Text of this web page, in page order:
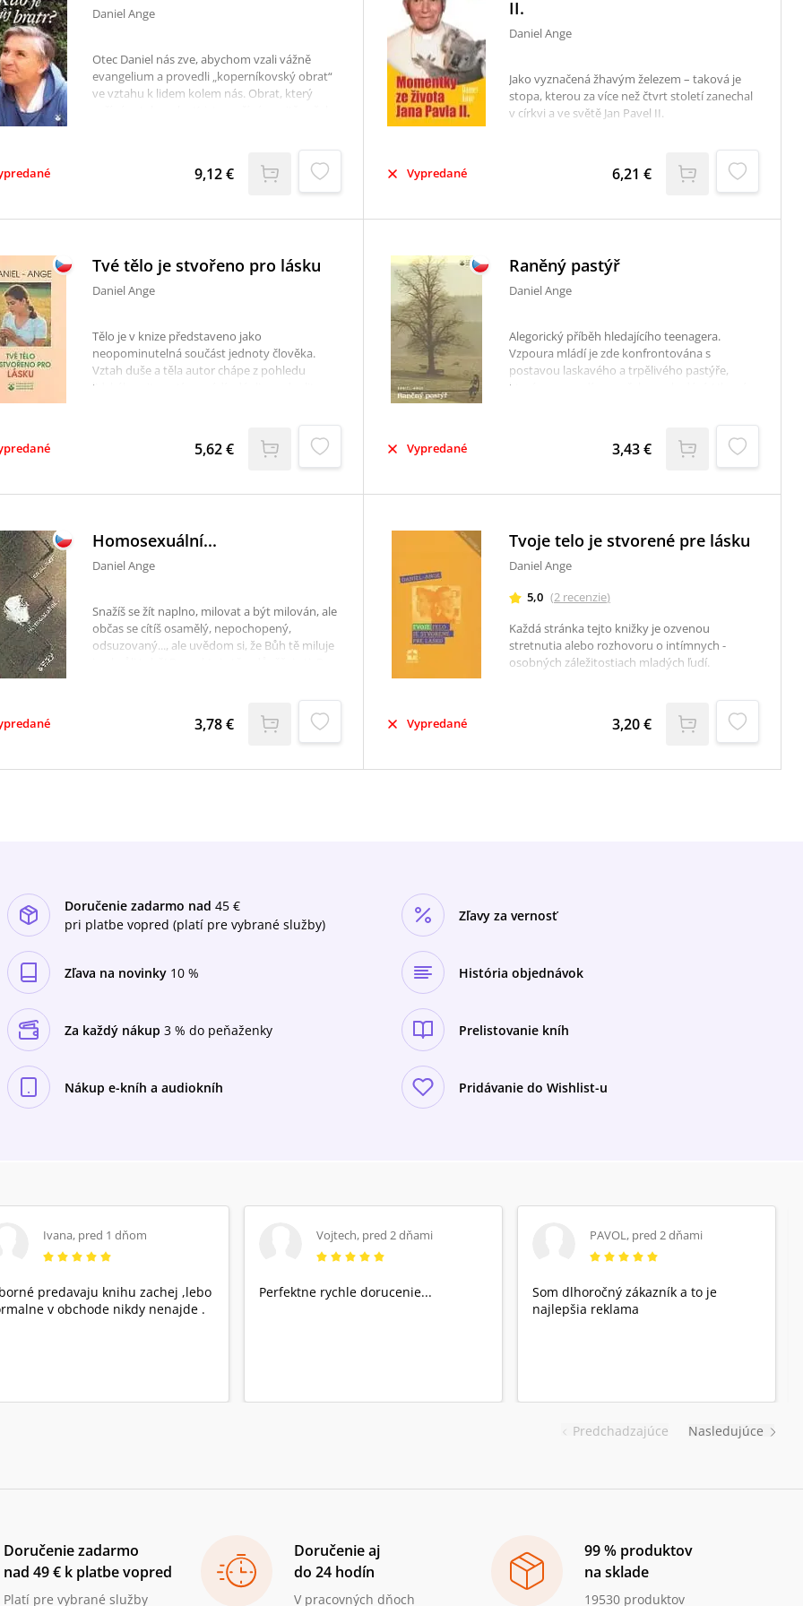
mládeže, nevyhýbá se ani těm nejožehavějším,
dokumentuje na zkušenostech (často velice
východisko, které nalézá v naději radostné
zvěsti evangelia.
Daniel Ange
Otec Daniel nás zve, abychom vzali vážně
evangelium a provedli „koperníkovský obrat“
ve vztahu k lidem kolem nás. Obrat, který
9,12 €
II.
Daniel Ange
Jako vyznačená žhavým železem – taková je
stopa, kterou za více než čtvrt století zanechal
v církvi a ve světě Jan Pavel II.
Vypredané 6,21 €
Tvé tělo je stvořeno pro lásku
Daniel Ange
Tělo je v knize představeno jako
neopominutelná součást jednoty člověka.
Vztah duše a těla autor chápe z pohledu
lidského nitra a tím uvádí zdánlivou dualitu
jasně a srozumitelně, což svědčí o autorových
zkušenostech s mladými lidmi, kterým je kniha
určena především.Titul vyšiel aj v novšom
5,62 €
Raněný pastýř
Daniel Ange
Alegorický příběh hledajícího teenagera.
Vzpoura mládí je zde konfrontována s
postavou laskavého a trpělivého pastýře,
kterému nevadí posměch a pohrdání. Hlavní
Vypredané
3,43 €
Homosexuální...
Daniel Ange
Snažíš se žít naplno, milovat a být milován, ale
občas se cítíš osamělý, nepochopený,
odsuzovaný..., ale uvědom si, že Bůh tě miluje
jako ty potřebuješ jeho, on potřebuje také
tebe! Jestli tedy chceš být pravdivý se sebou i s
ním, přečti si tyto stránky, které byly napsány
pro tebe tvým přítelem. Najdeš v nich naději,
3,78 €
Tvoje telo je stvorené pre lásku
Daniel Ange
5,0 (2 recenzie)
Každá stránka tejto knižky je ozvenou
stretnutia alebo rozhovoru o intímnych -
osobných záležitostiach mladých ľudí.
Vypredané 3,20 €
Doručenie zadarmo nad 45 €
pri platbe vopred (platí pre vybrané služby)
Zľavy za vernosť
Zľava na novinky 10 % História objednávok
Za každý nákup 3 % do peňaženky Prelistovanie kníh
Nákup e-kníh a audiokníh Pridávanie do Wishlist-u
Predchadzajúce
Ivana, pred 1 dňom
predavaju knihu zachej ,lebo
v obchode nikdy nenajde .
Vojtech, pred 2 dňami
Perfektne rychle dorucenie...
PAVOL, pred 2 dňami
Som dlhoročný zákazník a to je
najlepšia reklama
Nasledujúce
Doručenie zadarmo
nad 49 € k platbe vopred
Platí pre vybrané služby
Doručenie aj
do 24 hodín
V pracovných dňoch
99 % produktov
na sklade
19530 produktov